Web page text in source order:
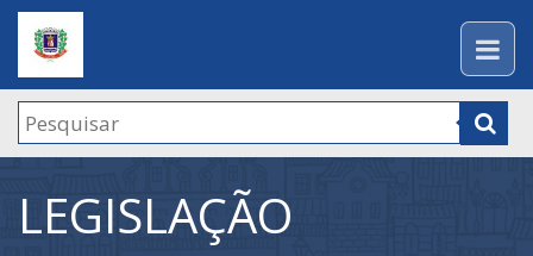
LEGISLAÇÃO